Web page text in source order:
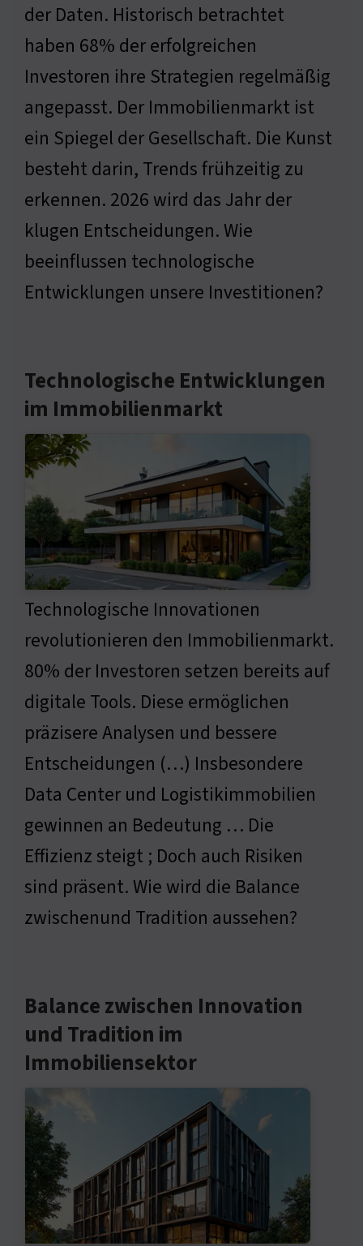
der Daten. Historisch betrachtet
haben 68% der erfolgreichen
Investoren ihre Strategien regelmäßig
angepasst. Der Immobilienmarkt ist
ein Spiegel der Gesellschaft. Die Kunst
besteht darin, Trends frühzeitig zu
erkennen. 2026 wird das Jahr der
klugen Entscheidungen. Wie
beeinflussen technologische
Entwicklungen unsere Investitionen?
Technologische Entwicklungen
im Immobilienmarkt
Technologische Innovationen
revolutionieren den Immobilienmarkt.
80% der Investoren setzen bereits auf
digitale Tools. Diese ermöglichen
präzisere Analysen und bessere
Entscheidungen (…) Insbesondere
Data Center und Logistikimmobilien
gewinnen an Bedeutung … Die
Effizienz steigt ; Doch auch Risiken
sind präsent. Wie wird die Balance
zwischenund Tradition aussehen?
Balance zwischen Innovation
und Tradition im
Immobiliensektor